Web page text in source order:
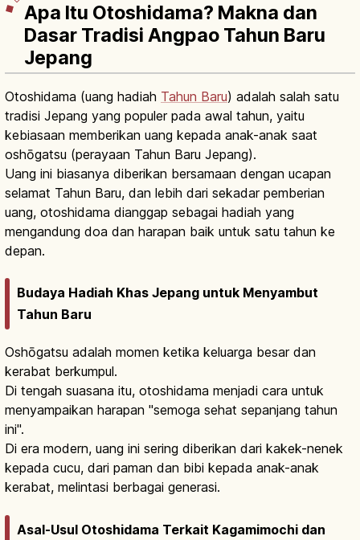
Apa Itu Otoshidama? Makna dan
Dasar Tradisi Angpao Tahun Baru
Jepang
Otoshidama (uang hadiah Tahun Baru) adalah salah satu
tradisi Jepang yang populer pada awal tahun, yaitu
kebiasaan memberikan uang kepada anak-anak saat
oshōgatsu (perayaan Tahun Baru Jepang).
Uang ini biasanya diberikan bersamaan dengan ucapan
selamat Tahun Baru, dan lebih dari sekadar pemberian
uang, otoshidama dianggap sebagai hadiah yang
mengandung doa dan harapan baik untuk satu tahun ke
depan.
Budaya Hadiah Khas Jepang untuk Menyambut
Tahun Baru
Oshōgatsu adalah momen ketika keluarga besar dan
kerabat berkumpul.
Di tengah suasana itu, otoshidama menjadi cara untuk
menyampaikan harapan "semoga sehat sepanjang tahun
ini".
Di era modern, uang ini sering diberikan dari kakek-nenek
kepada cucu, dari paman dan bibi kepada anak-anak
kerabat, melintasi berbagai generasi.
Asal-Usul Otoshidama Terkait Kagamimochi dan